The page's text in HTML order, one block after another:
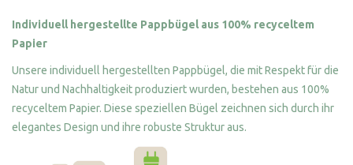
Individuell hergestellte Pappbügel aus 100% recyceltem
Papier
Unsere individuell hergestellten Pappbügel, die mit Respekt für die
Natur und Nachhaltigkeit produziert wurden, bestehen aus 100%
recyceltem Papier. Diese speziellen Bügel zeichnen sich durch ihr
elegantes Design und ihre robuste Struktur aus.